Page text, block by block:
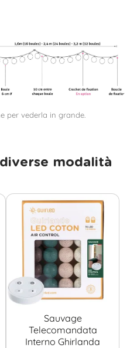
per vederla in grande.
modalità
Sauvage
Telecomandata
Interno Ghirlanda